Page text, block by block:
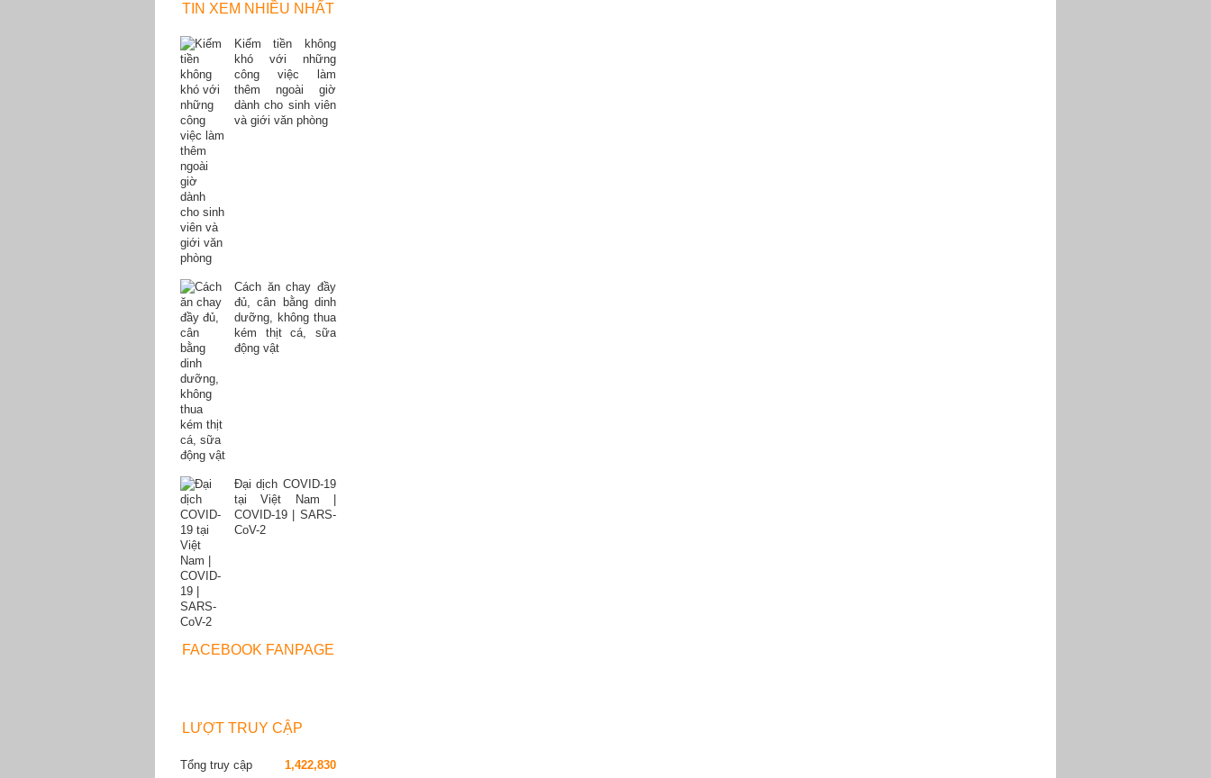
TIN XEM NHIỀU NHẤT
Kiếm tiền không
khó với những
công việc làm
thêm ngoài giờ
dành cho sinh viên
và giới văn phòng
Cách ăn chay đầy
đủ, cân bằng dinh
dưỡng, không thua
kém thịt cá, sữa
động vật
Đại dịch COVID-19
tại Việt Nam |
COVID-19 | SARS-
CoV-2
FACEBOOK FANPAGE
LƯỢT TRUY CẬP
Tổng truy cập 1,422,830